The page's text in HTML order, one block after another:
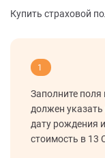
Купить страховой
1
Заполните
должен указать
дату рождения
стоимость в 13